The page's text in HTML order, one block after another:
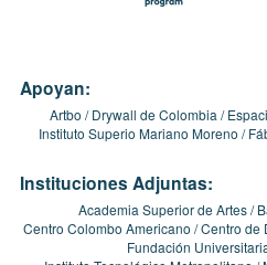
Apoyan:
Artbo Drywall de Colombia
Instituto Superio Mariano Moreno
Instituciones Adjuntas:
Academia Superior de Artes
Centro Colombo Americano Centro de
Fundación